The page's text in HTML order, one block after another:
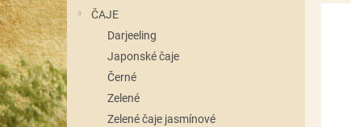
a
n
n
í
p
a
ČAJE
Darjeeling
Japonské čaje
Černé
Zelené
Zelené čaje jasmínové